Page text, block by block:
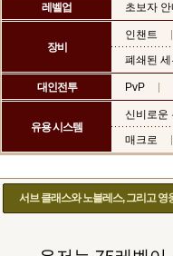
레벨업 초보자
장비
인챈트
폐쇄된
대인전투 PvP
유용 시스템
신비로운
매크로
서브 클래스와 노블레스, 그리고 영